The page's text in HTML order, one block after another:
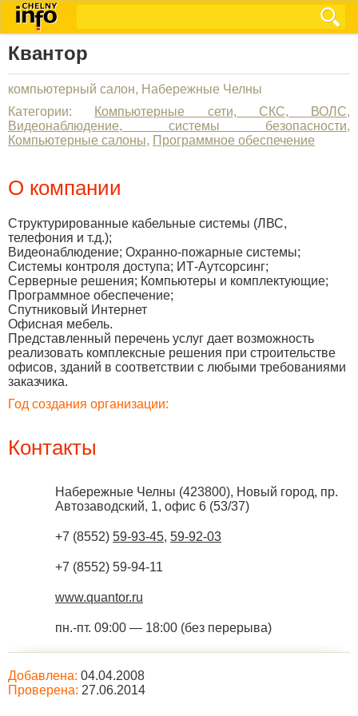
Квантор
компьютерный салон, Набережные Челны
Категории:
Компьютерные сети, СКС, ВОЛС,
Видеонаблюдение, системы безопасности,
Компьютерные салоны, Программное обеспечение
О компании
Структурированные кабельные системы (ЛВС,
телефония и т.д.);
Видеонаблюдение; Охранно-пожарные системы;
Системы контроля доступа; ИТ-Аутсорсинг;
Серверные решения; Компьютеры и комплектующие;
Программное обеспечение;
Спутниковый Интернет
Офисная мебель.
Представленный перечень услуг дает возможность
реализовать комплексные решения при строительстве
офисов, зданий в соответствии с любыми требованиями
заказчика.
Год создания организации:
Контакты
Набережные Челны (423800), Новый город, пр.
Автозаводский, 1, офис 6 (53/37)
+7 (8552) 59-93-45, 59-92-03
+7 (8552) 59-94-11
www.quantor.ru
пн.-пт. 09:00 — 18:00 (без перерыва)
Добавлена: 04.04.2008
Проверена: 27.06.2014